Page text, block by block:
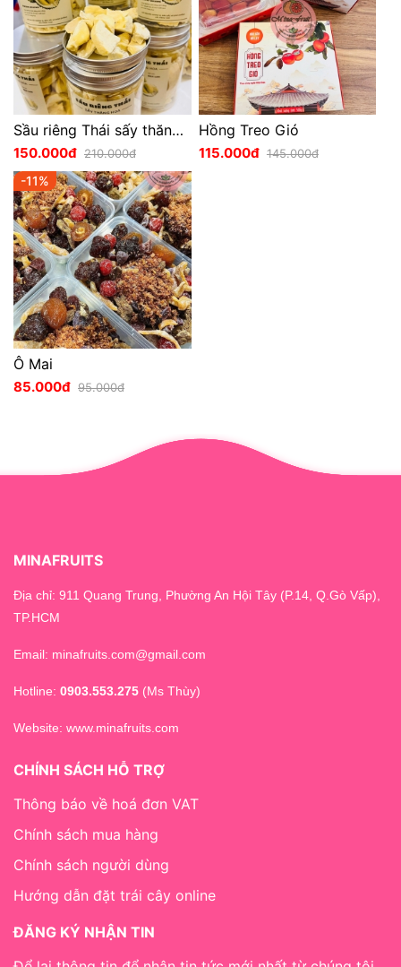
Sầu riêng Thái sấy thăng hoa
150.000đ 210.000đ
Hồng Treo Gió
115.000đ 145.000đ
-11%
Ô Mai
85.000đ 95.000đ
MINAFRUITS
Địa chỉ: 911 Quang Trung, Phường An Hội Tây (P.14, Q.Gò Vấp),
TP.HCM
Email: minafruits.com@gmail.com
Hotline: 0903.553.275 (Ms Thùy)
Website: www.minafruits.com
CHÍNH SÁCH HỖ TRỢ
Thông báo về hoá đơn VAT
Chính sách mua hàng
Chính sách người dùng
Hướng dẫn đặt trái cây online
ĐĂNG KÝ NHẬN TIN